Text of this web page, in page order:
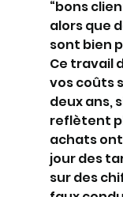
“bons
alors que
sont bien
Ce travail
vos coûts
deux ans,
reflètent
achats
jour des
sur des